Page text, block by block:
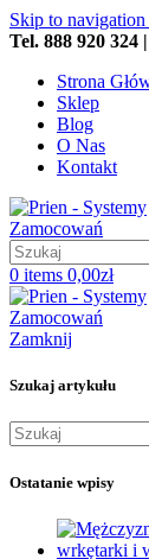
Skip to navigation
Tel. 888 920
Strona
Sklep
Blog
O Nas
Kontakt
0 items 0,00zł
Zamknij
Szukaj artykułu
Ostatanie wpisy